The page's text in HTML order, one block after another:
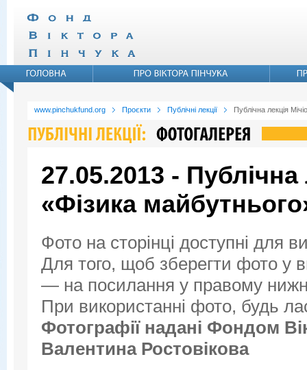
www.pinchukfund.org Проєкти Публічні лекції Публічна лекція
27.05.2013 - Публічна
«Фізика
Фото на сторінці доступні для
Для того, щоб зберегти фото у
— на посилання у правому
При використанні фото, будь
Фотографії надані Фондом
Валентина Ростовікова